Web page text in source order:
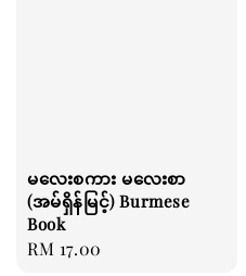
မလေးစကား မလေးစာ
(အမ်ရှိန်မြင့်) Burmese
Book
Regular
RM 17.00